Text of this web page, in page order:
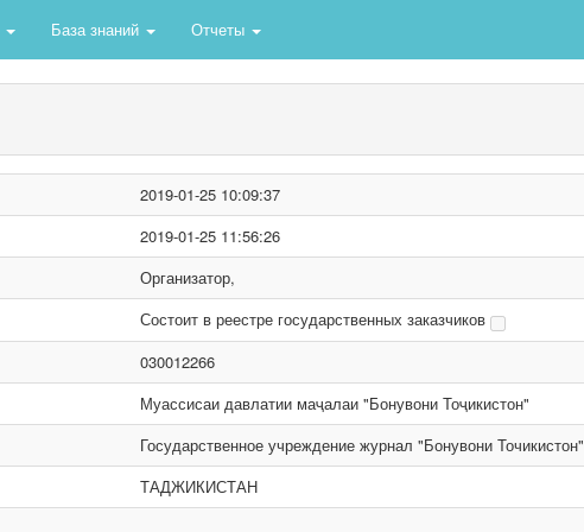
База знаний Отчеты
2019-01-25 10:09:37
2019-01-25 11:56:26
Организатор,
Состоит в реестре государственных заказчиков
030012266
Муассисаи давлатии маҷалаи "Бонувони Тоҷикистон"
Государственное учреждение журнал "Бонувони Точикистон"
ТАДЖИКИСТАН